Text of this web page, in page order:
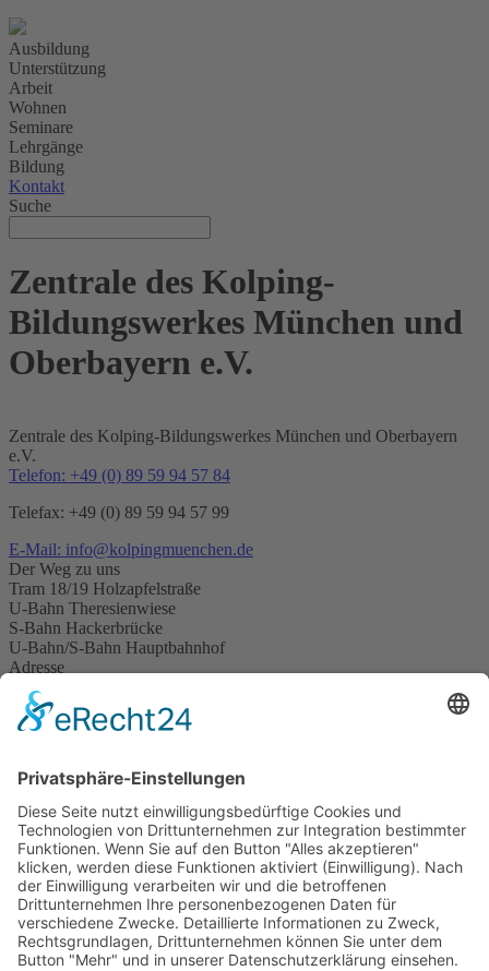
Ausbildung
Unterstützung
Arbeit
Wohnen
Seminare
Lehrgänge
Bildung
Kontakt
Suche
Zentrale des Kolping-
Bildungswerkes München und
Oberbayern e.V.
Zentrale des Kolping-Bildungswerkes München und Oberbayern
e.V.
Telefon: +49 (0) 89 59 94 57 84
Telefax: +49 (0) 89 59 94 57 99
E-Mail: info@kolpingmuenchen.de
Der Weg zu uns
Tram 18/19 Holzapfelstraße
U-Bahn Theresienwiese
S-Bahn Hackerbrücke
U-Bahn/S-Bahn Hauptbahnhof
Adresse
Adolf-Kolping-Straße 1
80336 München
BildungsangeboteAlle Angebote Berufsorientierung
Berufsvorbereitung Sozialarbeit Integrationskurse Weiterbildung
Adolf-Kolping-Berufsschule
Hotels & Jugendwohnen Jugendwohnen bei Kolping
Ausbildungshotel St. Theresia Jugendwohnen Entenbachstraße
Innsbrucker Ring Das Ernstl
Dienstleistungen Catering Landschaftsbau Raumvermietung
KarriereArbeitgeberleistungen Offene Stellen Praktikum Soziale
Arbeit kolping.jobs
Über uns Unternehmen Vorstand und Verwaltungsrat Qualität und